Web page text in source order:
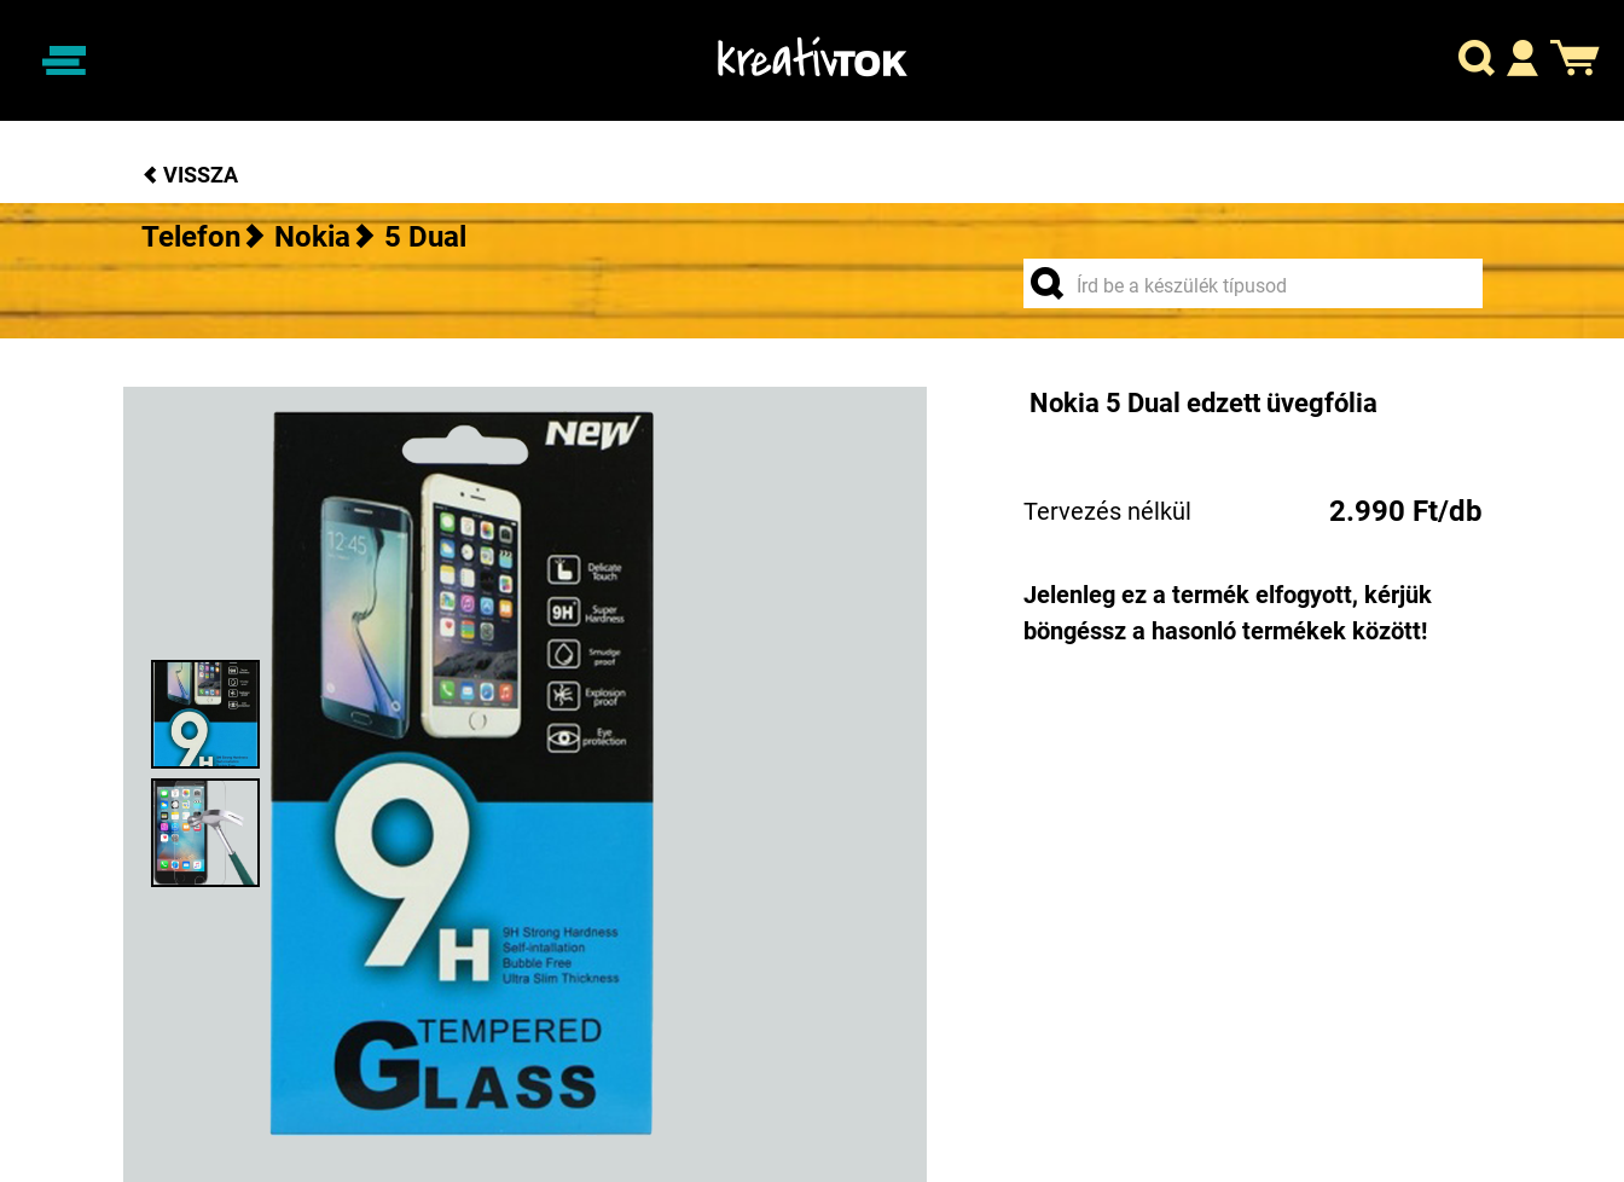
VISSZA
Telefon Nokia 5 Dual
Nokia 5 Dual edzett üvegfólia
Tervezés nélkül 2.990 Ft/db
Jelenleg ez a termék elfogyott, kérjük
böngéssz a hasonló termékek között!